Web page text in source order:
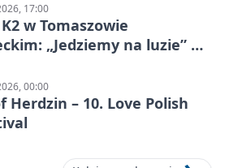
17:00
w Tomaszowie
„Jedziemy na luzie” w
00:00
Herdzin – 10. Love Polish